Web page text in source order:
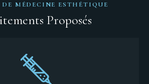
MÉDECINE ESTHÉTIQUE
Proposés